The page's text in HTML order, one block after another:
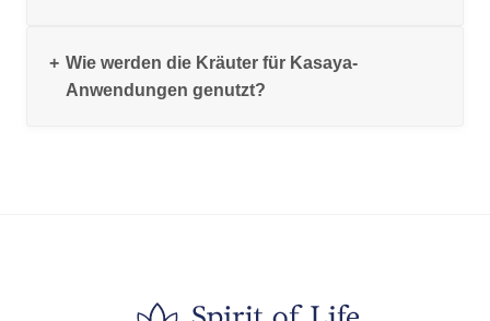
Der Garten bietet Ruhe, frische Luft und natürliche Düfte,
die Körper, Geist und Sinne harmonisieren. Das grüne
Wie werden die Kräuter für Kasaya-
Anwendungen genutzt?